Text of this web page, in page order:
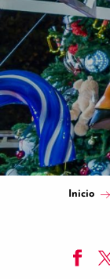
Inicio